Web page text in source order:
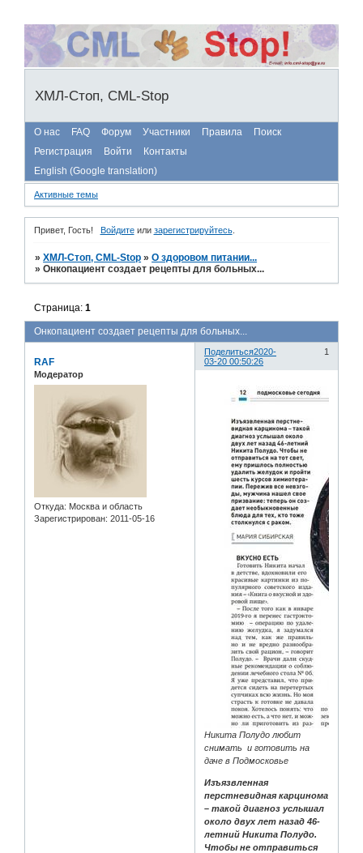
ХМЛ-Стоп, CML-Stop
О нас FAQ Форум Участники Правила
Поиск
Регистрация
Войти
Контакты
English (Google translation)
Активные темы
Привет, Гость! Войдитеили зарегистрируйтесь.
»ХМЛ-Стоп, CML-Stop »О здоровом питании...
»Онкопациент создает рецепты для больных...
Онкопациент создает рецепты для больных...
Страница:1
Поделиться 1
2020-
03-20 00:50:26
RAF
Модератор
Откуда: Москва и область
Зарегистрирован: 2011-05-16
Никита Полудо любит
снимать и готовить на
даче в Подмосковье
Изъязвленная
перстневидная карцинома
– такой диагноз услышал
около двух лет назад 46-
летний Никита Полудо.
Чтобы не отправиться